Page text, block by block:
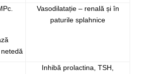
Vasodilatație – renală și în
paturile splahnice
Inhibă prolactina, TSH,